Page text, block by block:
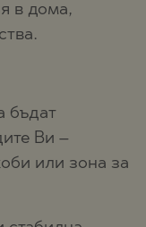
в дома,
бъдат
Ви –
или зона за